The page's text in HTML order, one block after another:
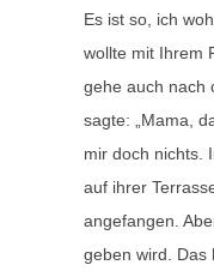
Es ist so, ich
wollte mit Ihrem
gehe auch nach
sagte: „Mama,
mir doch nichts.
auf ihrer
angefangen.
geben wird. Das